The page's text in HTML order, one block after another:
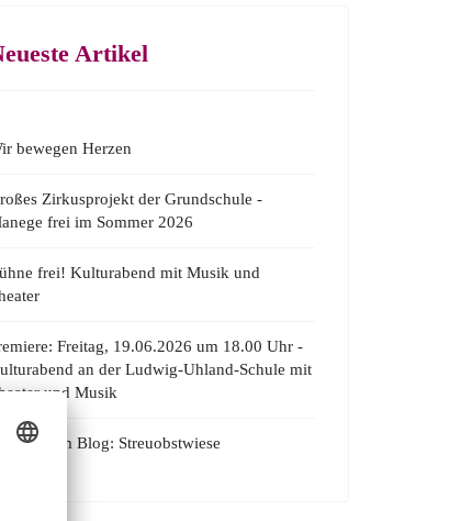
Artikel
bewegen Herzen
Zirkusprojekt der Grundschule -
frei im Sommer 2026
frei! Kulturabend mit Musik und
Freitag, 19.06.2026 um 18.00 Uhr -
an der Ludwig-Uhland-Schule mit
und Musik
Blog im Blog: Streuobstwiese